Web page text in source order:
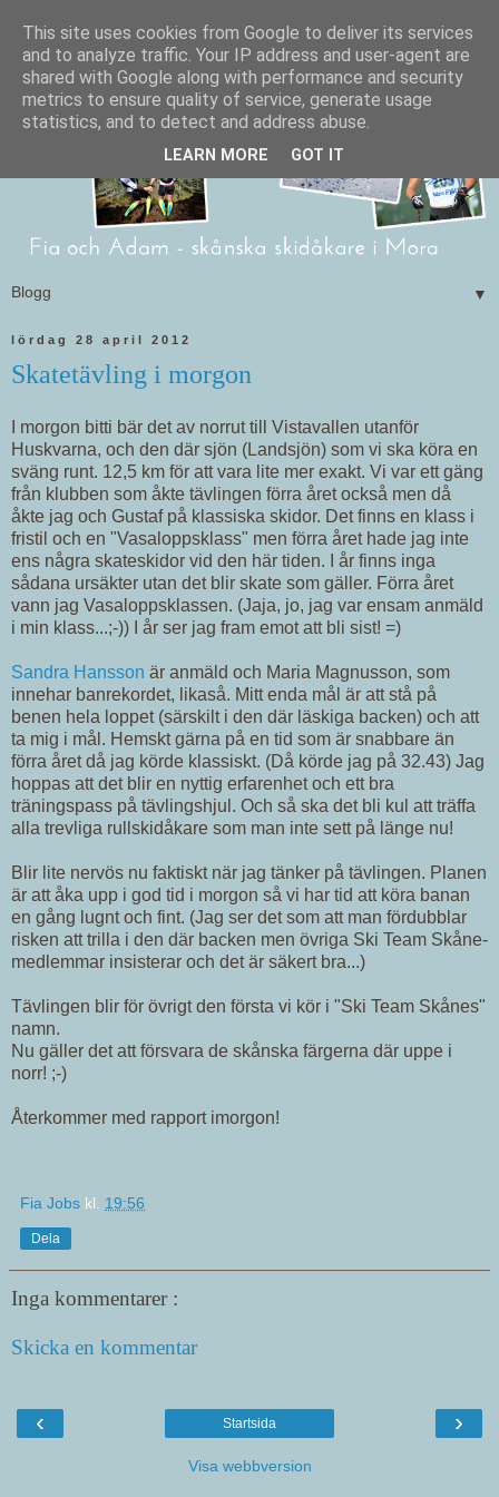
▼
lördag 28 april 2012
Skatetävling i morgon
I morgon bitti bär det av norrut till Vistavallen utanför
Huskvarna, och den där sjön (Landsjön) som vi ska köra en
sväng runt. 12,5 km för att vara lite mer exakt. Vi var ett gäng
från klubben som åkte tävlingen förra året också men då
åkte jag och Gustaf på klassiska skidor. Det finns en klass i
fristil och en "Vasaloppsklass" men förra året hade jag inte
ens några skateskidor vid den här tiden. I år finns inga
sådana ursäkter utan det blir skate som gäller. Förra året
vann jag Vasaloppsklassen. (Jaja, jo, jag var ensam anmäld
i min klass...;-)) I år ser jag fram emot att bli sist! =)
Sandra Hansson är anmäld och Maria Magnusson, som
innehar banrekordet, likaså. Mitt enda mål är att stå på
benen hela loppet (särskilt i den där läskiga backen) och att
ta mig i mål. Hemskt gärna på en tid som är snabbare än
förra året då jag körde klassiskt. (Då körde jag på 32.43) Jag
hoppas att det blir en nyttig erfarenhet och ett bra
träningspass på tävlingshjul. Och så ska det bli kul att träffa
alla trevliga rullskidåkare som man inte sett på länge nu!
Blir lite nervös nu faktiskt när jag tänker på tävlingen. Planen
är att åka upp i god tid i morgon så vi har tid att köra banan
en gång lugnt och fint. (Jag ser det som att man fördubblar
risken att trilla i den där backen men övriga Ski Team Skåne-
medlemmar insisterar och det är säkert bra...)
Tävlingen blir för övrigt den första vi kör i "Ski Team Skånes"
namn.
Nu gäller det att försvara de skånska färgerna där uppe i
norr! ;-)
Återkommer med rapport imorgon!
Fia Jobs kl. 19:56
Dela
Inga kommentarer :
Skicka en kommentar
‹ ›
Startsida
Visa webbversion
This site uses cookies from Google to deliver its services
and to analyze traffic. Your IP address and user-agent are
shared with Google along with performance and security
metrics to ensure quality of service, generate usage
statistics, and to detect and address abuse.
LEARN MORE GOT IT